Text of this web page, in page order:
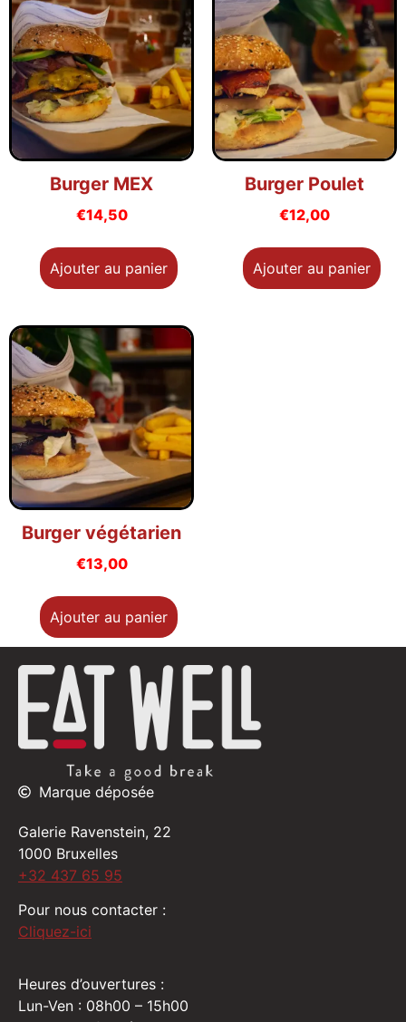
Burger MEX
€14,50
Ajouter au panier
Burger Poulet
€12,00
Ajouter au panier
Burger végétarien
€13,00
Ajouter au panier
Marque déposée
Galerie Ravenstein, 22
1000 Bruxelles
+32 437 65 95
Pour nous contacter :
Cliquez-ici
Heures d’ouvertures :
Lun-Ven : 08h00 – 15h00